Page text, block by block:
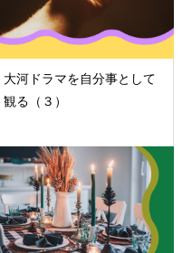
大河ドラマを自分事として
観る（３）